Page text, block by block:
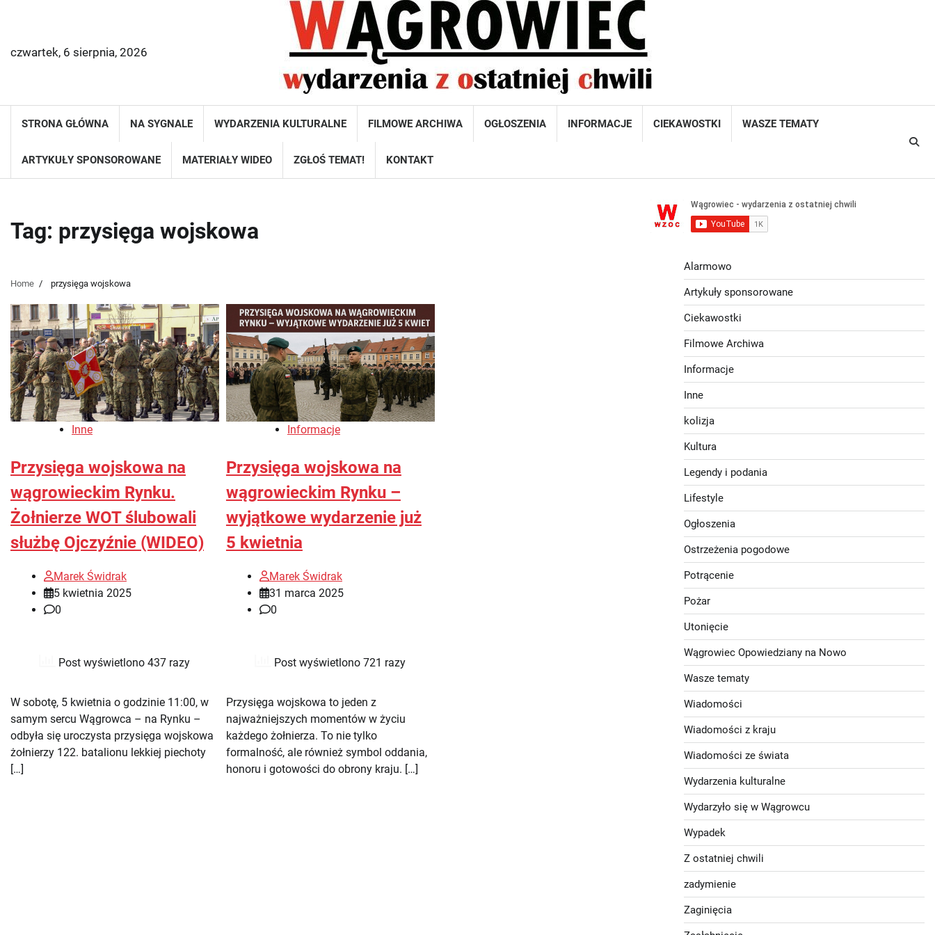
czwartek, 6 sierpnia, 2026
STRONA GŁÓWNA NA SYGNALE WYDARZENIA KULTURALNE FILMOWE ARCHIWA OGŁOSZENIA INFORMACJE CIEKAWOSTKI WASZE TEMATY
ARTYKUŁY SPONSOROWANE MATERIAŁY WIDEO ZGŁOŚ TEMAT! KONTAKT
Tag: przysięga wojskowa
Home przysięga wojskowa
Inne
Przysięga wojskowa na
wągrowieckim Rynku.
Żołnierze WOT ślubowali
służbę Ojczyźnie (WIDEO)
Marek Świdrak
5 kwietnia 2025
0
Post wyświetlono 437 razy
W sobotę, 5 kwietnia o godzinie 11:00, w
samym sercu Wągrowca – na Rynku –
odbyła się uroczysta przysięga wojskowa
żołnierzy 122. batalionu lekkiej piechoty
[…]
Informacje
Przysięga wojskowa na
wągrowieckim Rynku –
wyjątkowe wydarzenie już
5 kwietnia
Marek Świdrak
31 marca 2025
0
Post wyświetlono 721 razy
Przysięga wojskowa to jeden z
najważniejszych momentów w życiu
każdego żołnierza. To nie tylko
formalność, ale również symbol oddania,
honoru i gotowości do obrony kraju. […]
Alarmowo
Artykuły sponsorowane
Ciekawostki
Filmowe Archiwa
Informacje
Inne
kolizja
Kultura
Legendy i podania
Lifestyle
Ogłoszenia
Ostrzeżenia pogodowe
Potrącenie
Pożar
Utonięcie
Wągrowiec Opowiedziany na Nowo
Wasze tematy
Wiadomości
Wiadomości z kraju
Wiadomości ze świata
Wydarzenia kulturalne
Wydarzyło się w Wągrowcu
Wypadek
Z ostatniej chwili
zadymienie
Zaginięcia